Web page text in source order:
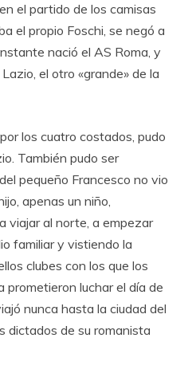
el partido de los camisas
el propio Foschi, se negó a
nació el AS Roma, y
el otro «grande» de la
los cuatro costados, pudo
También pudo ser
pequeño Francesco no vio
apenas un niño,
viajar al norte, a empezar
familiar y vistiendo la
clubes con los que los
prometieron luchar el día de
nunca hasta la ciudad del
dictados de su romanista